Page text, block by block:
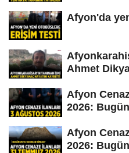
Afyon'da
Ahmet
Afyon
2026:
Afyon
2026: